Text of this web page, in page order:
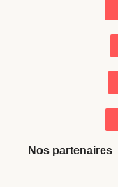
Nos partenaires